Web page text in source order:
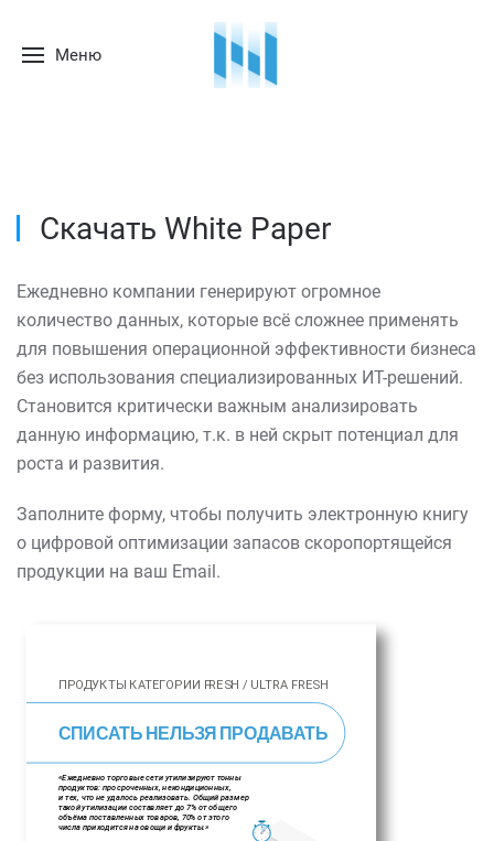
Меню
Скачать White Paper
Ежедневно компании генерируют огромное
количество данных, которые всё сложнее применять
для повышения операционной эффективности бизнеса
без использования специализированных ИТ-решений.
Становится критически важным анализировать
данную информацию, т.к. в ней скрыт потенциал для
роста и развития.
Заполните форму, чтобы получить электронную книгу
о цифровой оптимизации запасов скоропортящейся
продукции на ваш Email.